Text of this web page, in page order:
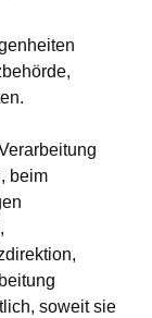
,
beim
soweit sie